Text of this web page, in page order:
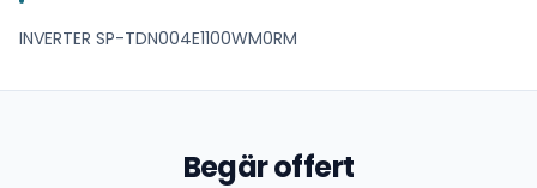
INVERTER SP-TDN004E1100WM0RM
Begär offert